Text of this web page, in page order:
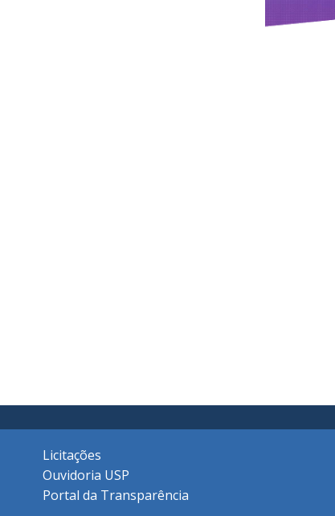
Licitações
Ouvidoria USP
Portal da Transparência